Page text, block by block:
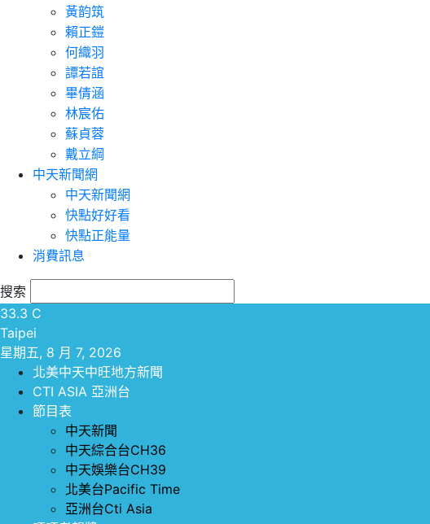
黃韵筑
賴正鎧
何織羽
譚若誼
畢倩涵
林宸佑
蘇貞蓉
戴立綱
中天新聞網
中天新聞網
快點好好看
快點正能量
消費訊息
搜索
33.3 C
Taipei
星期五, 8 月 7, 2026
北美中天中旺地方新聞
CTI ASIA 亞洲台
節目表
中天新聞
中天綜合台CH36
中天娛樂台CH39
北美台Pacific Time
亞洲台Cti Asia